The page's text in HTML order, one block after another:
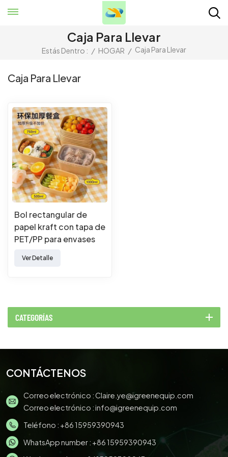
Caja Para Llevar
Estás Dentro : / HOGAR / Caja Para Llevar
Caja Para Llevar
Bol rectangular de
papel kraft con tapa de
PET/PP para envases
Ver Detalle
CATEGORÍAS
CONTÁCTENOS
Correo electrónico :Claire.ye@igreenequip.com
Correo electrónico :info@igreenequip.com
Teléfono : +86 15959390943
WhatsApp number : +86 15959390943